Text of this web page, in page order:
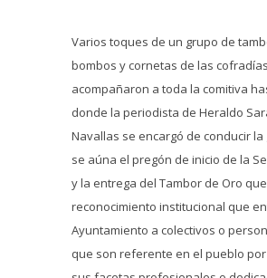
Varios toques de un grupo de
bombos y cornetas de las cofradías
acompañaron a toda la comitiva
donde la periodista de Heraldo
Navallas se encargó de conducir
se aúna el pregón de inicio de la
y la entrega del Tambor de Oro
reconocimiento institucional que
Ayuntamiento a colectivos o
que son referente en el pueblo